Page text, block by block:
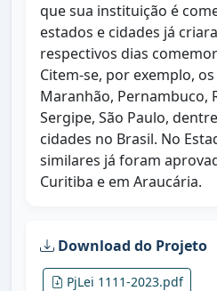
que sua instituição é
estados e cidades já
respectivos dias
Citem-se, por exemplo,
Maranhão, Pernambuco,
Sergipe, São Paulo,
cidades no Brasil. No
similares já foram
Curitiba e em Araucária.
Download do Projeto
PjLei 1111-2023.pdf